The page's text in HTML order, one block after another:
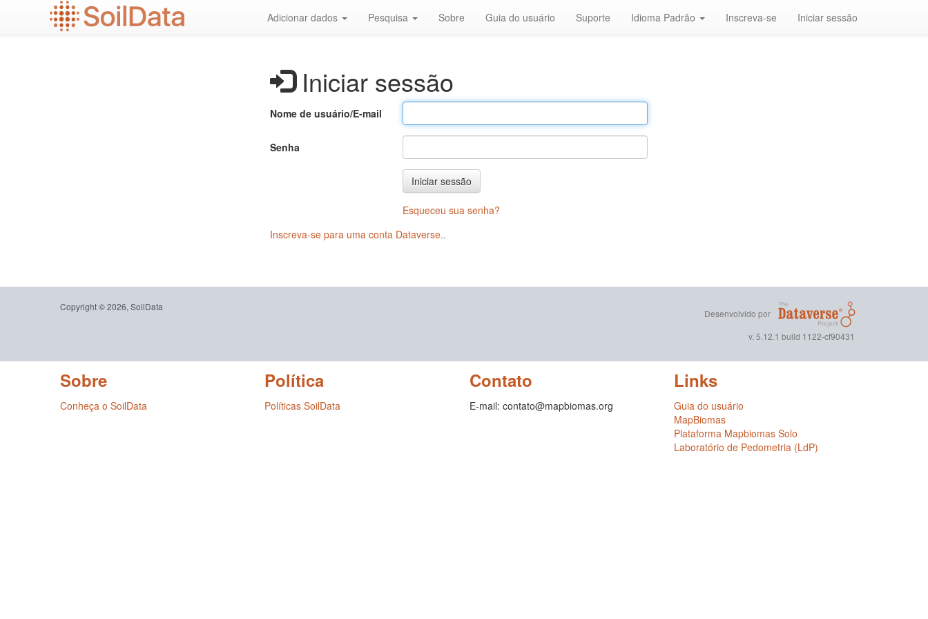
Adicionar dados Pesquisa Sobre Guia do usuário Suporte Idioma Padrão Inscreva-se Iniciar sessão
Iniciar sessão
Nome de usuário/E-mail
Senha
Iniciar sessão
Esqueceu sua senha?
Inscreva-se para uma conta Dataverse..
Copyright © 2026, SoilData
Desenvolvido por
v. 5.12.1 build 1122-cf90431
Sobre
Conheça o SoilData
Política
Políticas SoilData
Contato
E-mail: contato@mapbiomas.org
Links
Guia do usuário
MapBiomas
Plataforma Mapbiomas Solo
Laboratório de Pedometria (LdP)